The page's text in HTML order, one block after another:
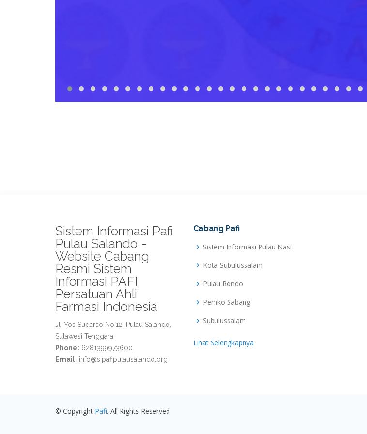
Sistem Informasi Pafi
Pulau Salando -
Website Cabang
Resmi Sistem
Informasi PAFI
Persatuan Ahli
Farmasi Indonesia
Jl. Yos Sudarso No.12, Pulau Salando,
Sulawesi Tenggara
Phone: 6281399973600
Email: info@sipafipulausalando.org
Cabang Pafi
Sistem Informasi Pulau Nasi
Kota Subulussalam
Pulau Rondo
Pemko Sabang
Subulussalam
Lihat Selengkapnya
© Copyright Pafi. All Rights Reserved